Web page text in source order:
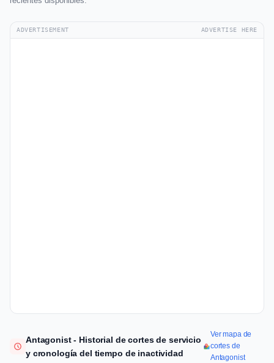
ADVERTISEMENT ADVERTISE HERE
Antagonist - Historial de cortes de servicio
y cronología del tiempo de inactividad
Ver mapa de
cortes de
Antagonist